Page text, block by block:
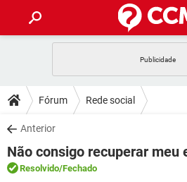
CELULAR
OUTLOOK
INSTAGRAM
GUIA DE COMPRAS
DICAS
JOGOS
OUTLOOK
DOWNLOADS
JOGOS
CELULAR
FÓRUM
Fórum Rede social
Anterior
Não consigo recuperar meu
Resolvido/Fechado